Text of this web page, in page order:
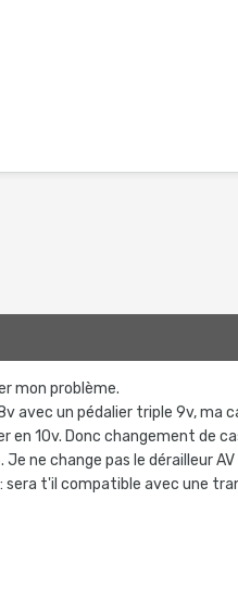
mon problème.
avec un pédalier triple 9v, ma
en 10v. Donc changement de
ne change pas le dérailleur
sera t'il compatible avec une